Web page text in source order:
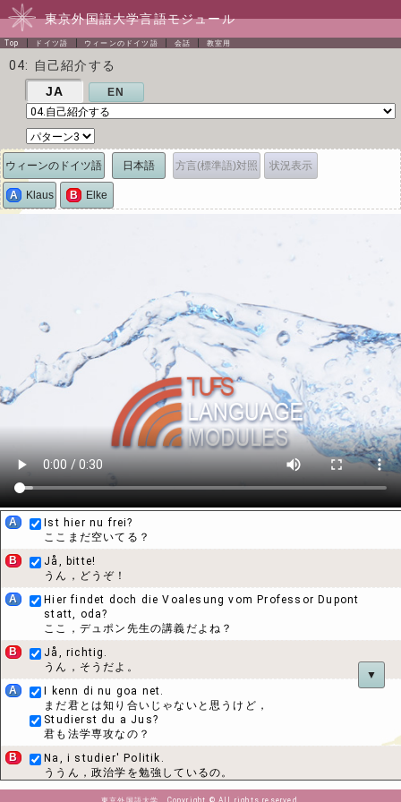
東京外国語大学言語モジュール
Top ドイツ語 ウィーンのドイツ語 会話 教室用
04: 自己紹介する
JA EN
状況表示
ウィーンのドイツ語 日本語 方言(標準語)対照
A Klaus B Elke
▼
A
Ist hier nu frei?
ここまだ空いてる？
B
Jå, bitte!
うん，どうぞ！
A
Hier findet doch die Voalesung vom Professor Dupont
statt, oda?
ここ，デュポン先生の講義だよね？
B
Jå, richtig.
うん，そうだよ。
A
I kenn di nu goa net.
まだ君とは知り合いじゃないと思うけど，
Studierst du a Jus?
君も法学専攻なの？
B
Na, i studier' Politik.
ううん，政治学を勉強しているの。
Aber i interessier' mi a für französisches Recht.